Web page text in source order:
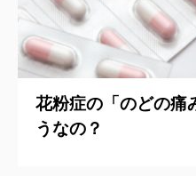
花粉症の「のどの痛
うなの？